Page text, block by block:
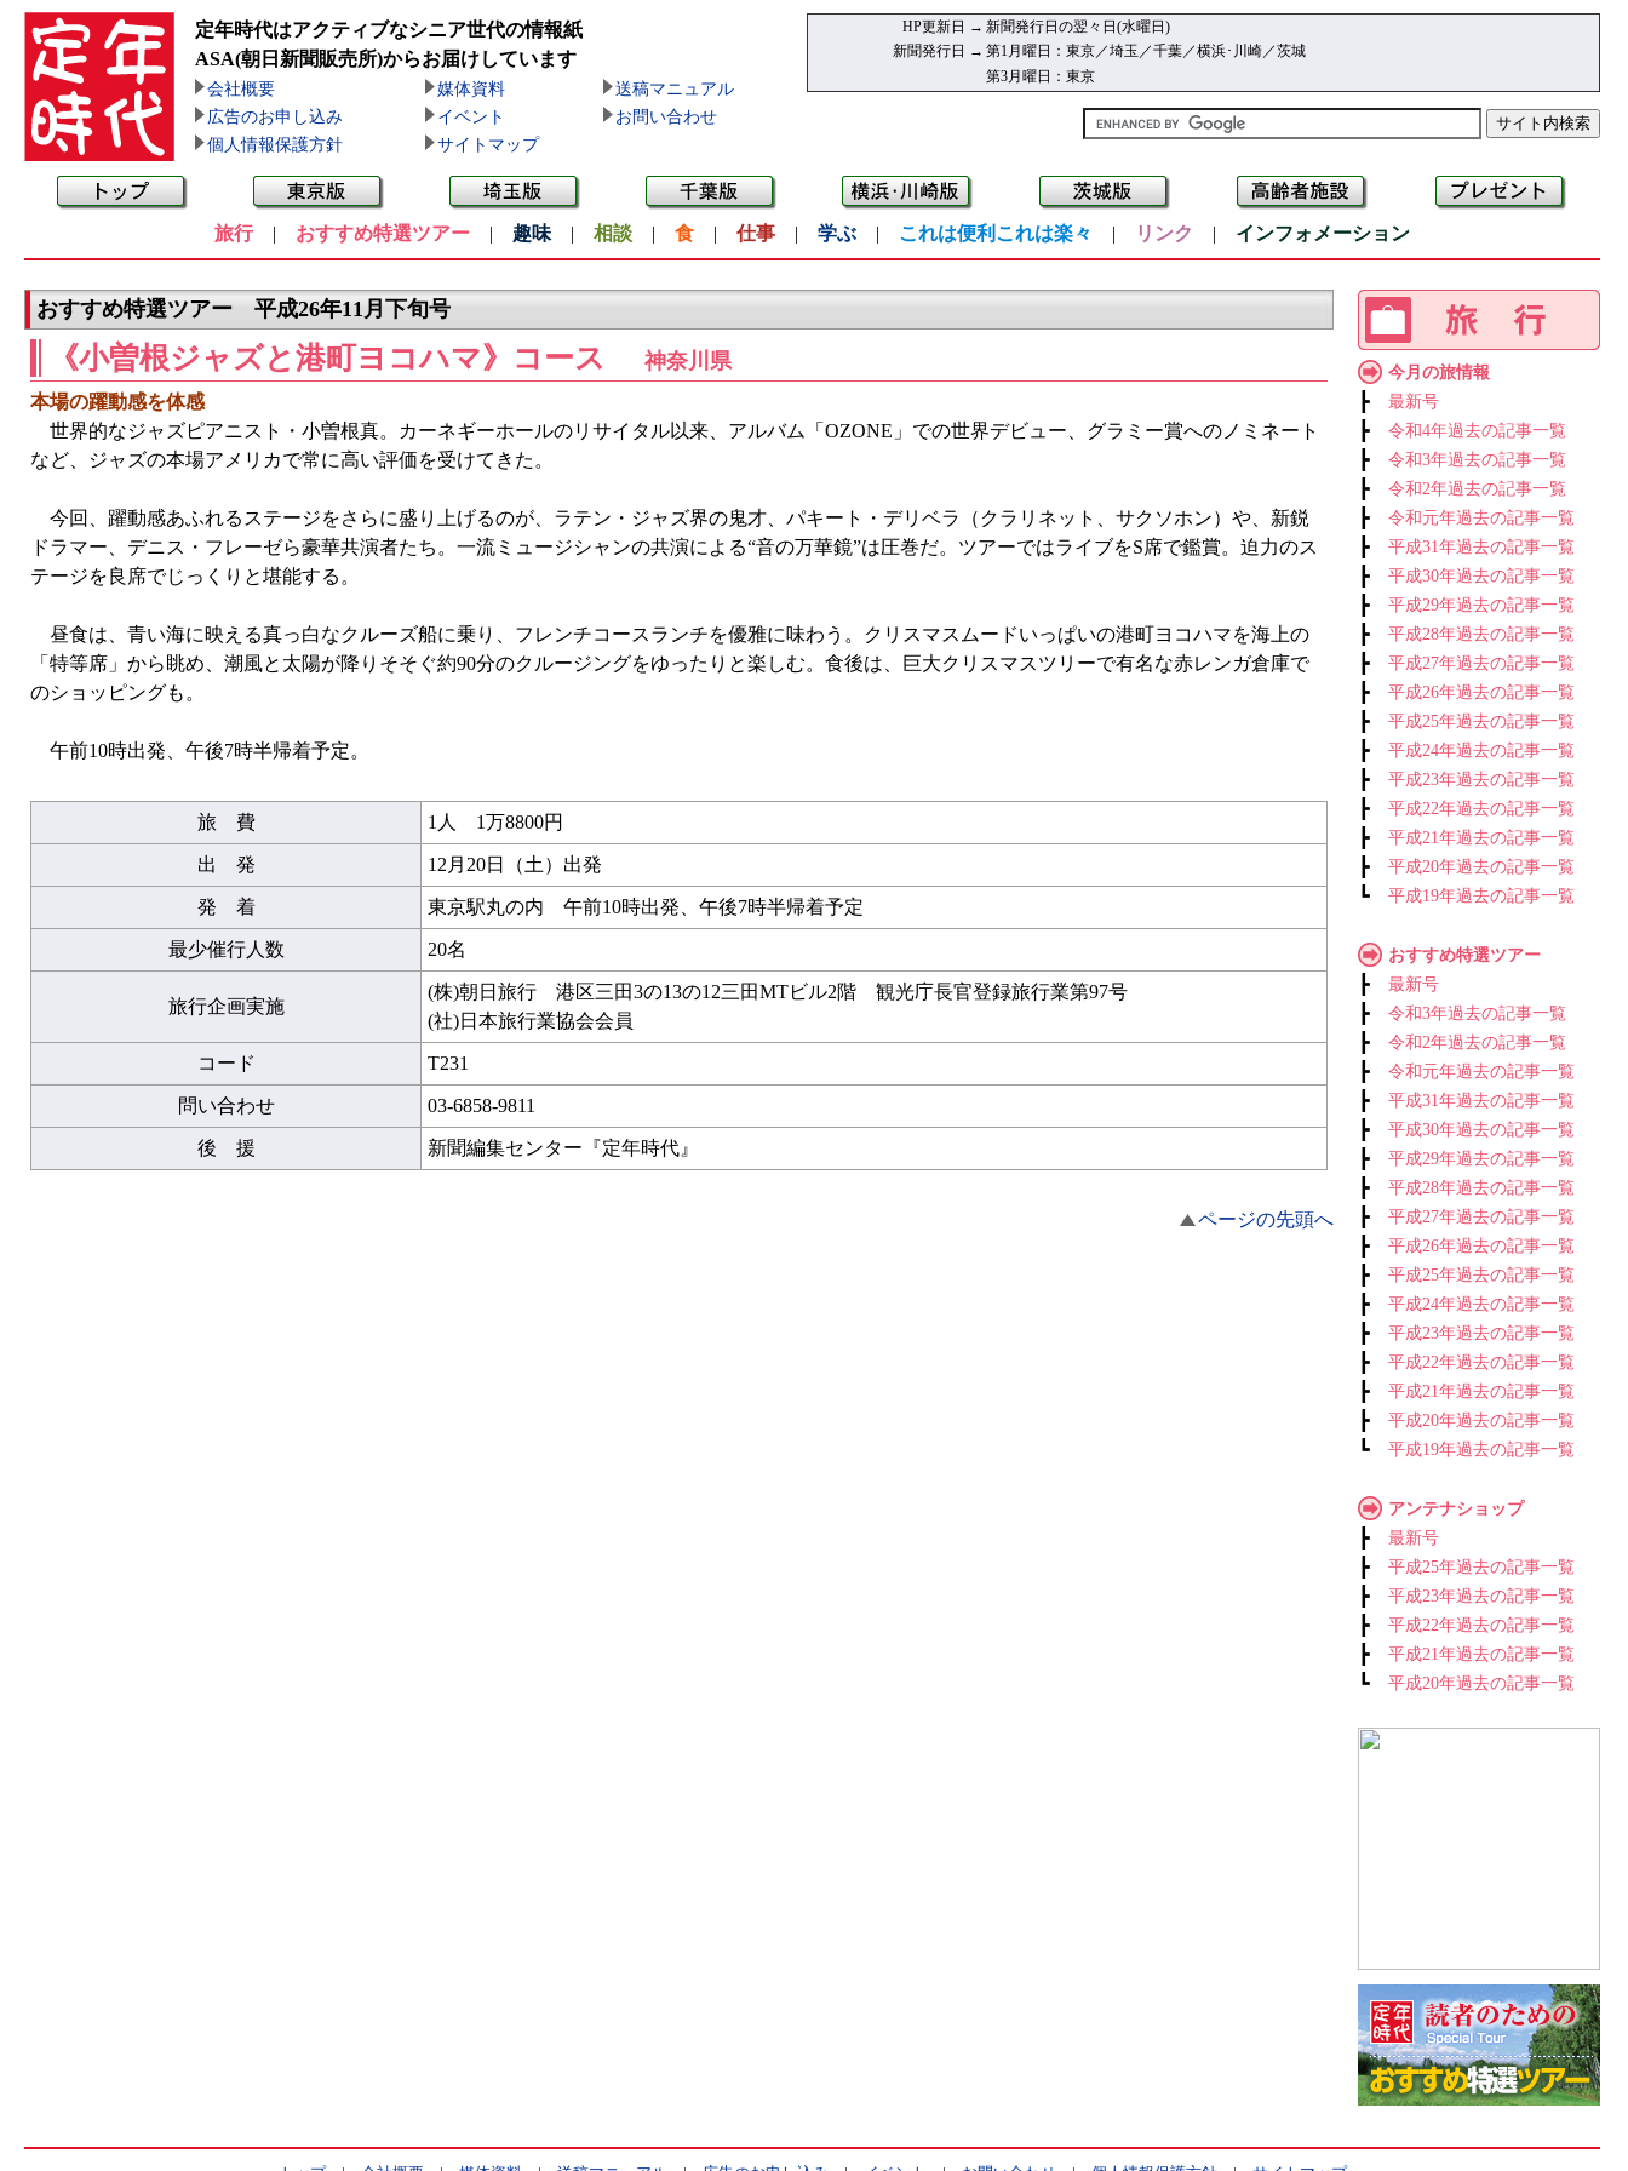
定年時代はアクティブなシニア世代の情報紙
ASA(朝日新聞販売所)からお届けしています
会社概要 媒体資料
送稿マニュアル
広告のお申し込み
イベント
お問い合わせ
個人情報保護方針
サイトマップ
HP更新日 → 新聞発行日の翌々日(水曜日)
新聞発行日 → 第1月曜日：東京／埼玉／千葉／横浜･川崎／茨城
第3月曜日：東京
旅行| おすすめ特選ツアー | 趣味 | 相談 | 食 | 仕事 | 学ぶ | これは便利これは楽々 | リンク | インフォメーション
おすすめ特選ツアー 平成26年11月下旬号
《小曽根ジャズと港町ヨコハマ》コース 神奈川県
本場の躍動感を体感
世界的なジャズピアニスト・小曽根真。カーネギーホールのリサイタル以来、アルバム「OZONE」での世界デビュー、グラミー賞へのノミネート
など、ジャズの本場アメリカで常に高い評価を受けてきた。
今回、躍動感あふれるステージをさらに盛り上げるのが、ラテン・ジャズ界の鬼才、パキート・デリベラ（クラリネット、サクソホン）や、新鋭
ドラマー、デニス・フレーゼら豪華共演者たち。一流ミュージシャンの共演による“音の万華鏡”は圧巻だ。ツアーではライブをS席で鑑賞。迫力のス
テージを良席でじっくりと堪能する。
昼食は、青い海に映える真っ白なクルーズ船に乗り、フレンチコースランチを優雅に味わう。クリスマスムードいっぱいの港町ヨコハマを海上の
「特等席」から眺め、潮風と太陽が降りそそぐ約90分のクルージングをゆったりと楽しむ。食後は、巨大クリスマスツリーで有名な赤レンガ倉庫で
のショッピングも。
午前10時出発、午後7時半帰着予定。
旅 費 1人 1万8800円
出 発 12月20日（土）出発
発 着 東京駅丸の内 午前10時出発、午後7時半帰着予定
最少催行人数 20名
旅行企画実施
(株)朝日旅行 港区三田3の13の12三田MTビル2階 観光庁長官登録旅行業第97号
(社)日本旅行業協会会員
コード T231
問い合わせ 03-6858-9811
後 援 新聞編集センター『定年時代』
ページの先頭へ
今月の旅情報
┣ 最新号
┣ 令和4年過去の記事一覧
┣ 令和3年過去の記事一覧
┣ 令和2年過去の記事一覧
┣ 令和元年過去の記事一覧
┣ 平成31年過去の記事一覧
┣ 平成30年過去の記事一覧
┣ 平成29年過去の記事一覧
┣ 平成28年過去の記事一覧
┣ 平成27年過去の記事一覧
┣ 平成26年過去の記事一覧
┣ 平成25年過去の記事一覧
┣ 平成24年過去の記事一覧
┣ 平成23年過去の記事一覧
┣ 平成22年過去の記事一覧
┣ 平成21年過去の記事一覧
┣ 平成20年過去の記事一覧
┗ 平成19年過去の記事一覧
おすすめ特選ツアー
┣ 最新号
┣ 令和3年過去の記事一覧
┣ 令和2年過去の記事一覧
┣ 令和元年過去の記事一覧
┣ 平成31年過去の記事一覧
┣ 平成30年過去の記事一覧
┣ 平成29年過去の記事一覧
┣ 平成28年過去の記事一覧
┣ 平成27年過去の記事一覧
┣ 平成26年過去の記事一覧
┣ 平成25年過去の記事一覧
┣ 平成24年過去の記事一覧
┣ 平成23年過去の記事一覧
┣ 平成22年過去の記事一覧
┣ 平成21年過去の記事一覧
┣ 平成20年過去の記事一覧
┗ 平成19年過去の記事一覧
アンテナショップ
┣ 最新号
┣ 平成25年過去の記事一覧
┣ 平成23年過去の記事一覧
┣ 平成22年過去の記事一覧
┣ 平成21年過去の記事一覧
┗ 平成20年過去の記事一覧